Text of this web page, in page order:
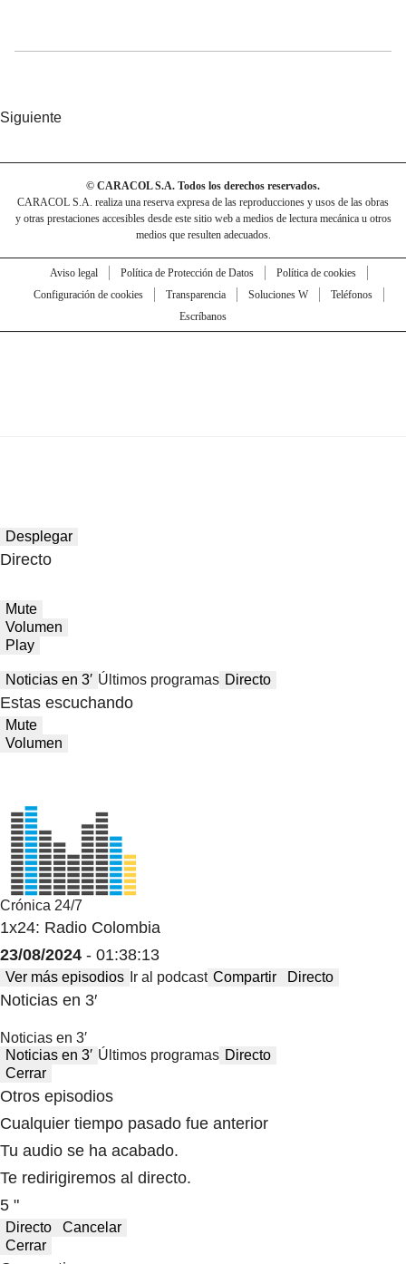
Siguiente
© CARACOL S.A. Todos los derechos reservados.
CARACOL S.A. realiza una reserva expresa de las reproducciones y usos de las obras
y otras prestaciones accesibles desde este sitio web a medios de lectura mecánica u otros
medios que resulten adecuados.
Aviso legal Política de Protección de Datos
Política de cookies
Configuración de cookies
Transparencia Soluciones W
Teléfonos
Escríbanos
Desplegar
Directo
Mute
Volumen
Play
Noticias en 3′ Últimos programas Directo
Estas escuchando
Mute
Volumen
Crónica 24/7
1x24: Radio Colombia
23/08/2024 - 01:38:13
Ver más episodios Ir al podcast Compartir Directo
Noticias en 3′
Noticias en 3′
Noticias en 3′ Últimos programas Directo
Cerrar
Otros episodios
Cualquier tiempo pasado fue anterior
Tu audio se ha acabado.
Te redirigiremos al directo.
5 "
Directo
Cancelar
Cerrar